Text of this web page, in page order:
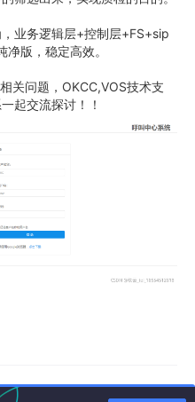
业务逻辑层+控制层+FS+sip
版，稳定高效。
问题，OKCC,VOS技术支
起交流探讨！！